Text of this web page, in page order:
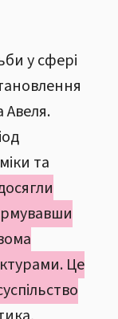
у сфері
Авеля.
та
Це